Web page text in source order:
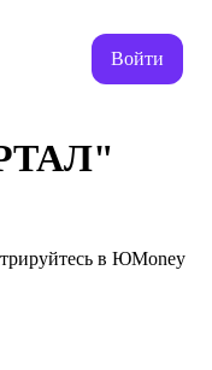
Войти
в ЮMoney